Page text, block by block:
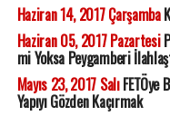
Haziran 14, 2017 Çarşamba
Haziran 05, 2017 Pazartesi
mi Yoksa Peygamberi
Mayıs 23, 2017 Salı
Yapıyı Gözden Kaçırmak